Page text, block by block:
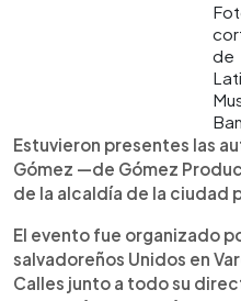
de
Estuvieron presentes las
Gómez —de Gómez
de la alcaldía de la ciudad
El evento fue organizado
salvadoreños Unidos en
Calles junto a todo su